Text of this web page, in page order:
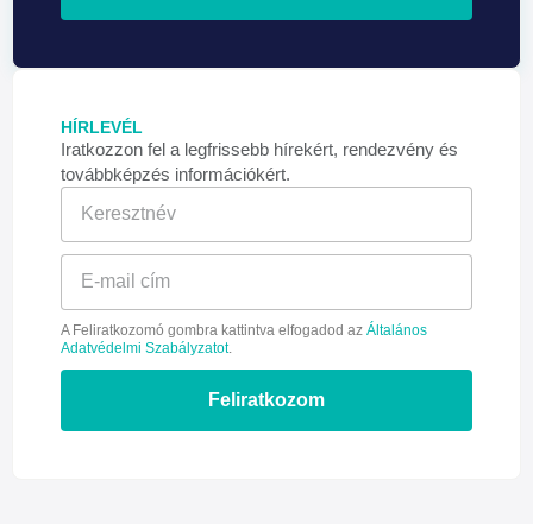
HÍRLEVÉL
Iratkozzon fel a legfrissebb hírekért, rendezvény és
továbbképzés információkért.
A Feliratkozomó gombra kattintva elfogadod az Általános
Adatvédelmi Szabályzatot.
Feliratkozom